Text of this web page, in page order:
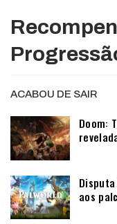
ACABOU DE SAIR
Doom:
aos